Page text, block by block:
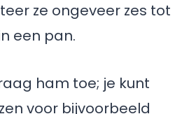
ze ongeveer zes tot
een pan.
ham toe; je kunt
voor bijvoorbeeld